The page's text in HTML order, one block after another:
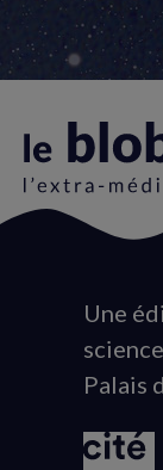
Animation
du
logo
Une
Palais